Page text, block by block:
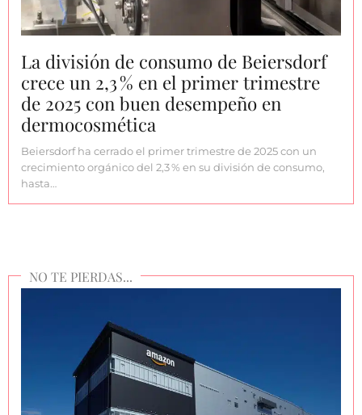
La división de consumo de Beiersdorf
crece un 2,3 % en el primer trimestre
de 2025 con buen desempeño en
dermocosmética
Beiersdorf ha cerrado el primer trimestre de 2025 con un
crecimiento orgánico del 2,3 % en su división de consumo,
hasta…